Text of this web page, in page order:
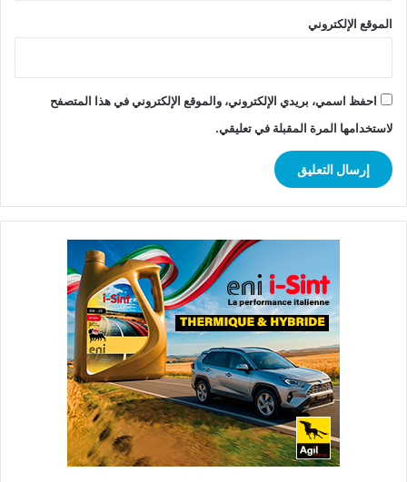
الموقع الإلكتروني
احفظ اسمي، بريدي الإلكتروني، والموقع الإلكتروني في هذا المتصفح
لاستخدامها المرة المقبلة في تعليقي.